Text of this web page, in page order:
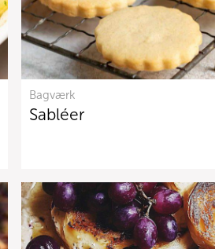
Bagværk
Sabléer